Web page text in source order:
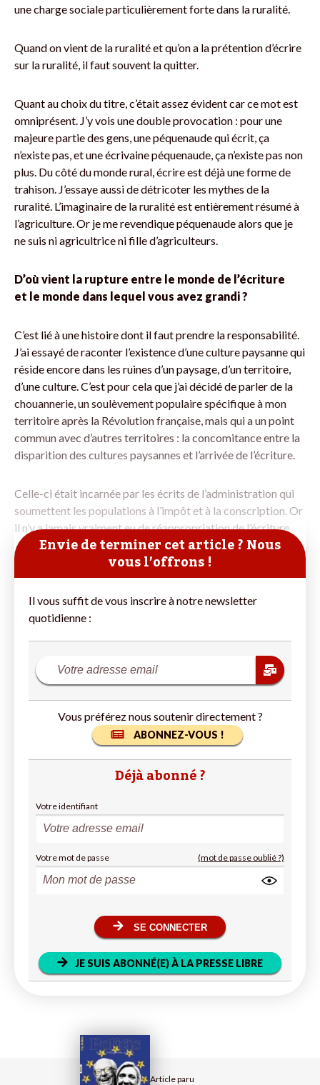
Article paru
une charge sociale particulièrement forte dans la ruralité.
Quand on vient de la ruralité et qu’on a la prétention d’écrire
sur la ruralité, il faut souvent la quitter.
Quant au choix du titre, c’était assez évident car ce mot est
omniprésent. J’y vois une double provocation : pour une
majeure partie des gens, une péquenaude qui écrit, ça
n’existe pas, et une écrivaine péquenaude, ça n’existe pas non
plus. Du côté du monde rural, écrire est déjà une forme de
trahison. J’essaye aussi de détricoter les mythes de la
ruralité. L’imaginaire de la ruralité est entièrement résumé à
l’agriculture. Or je me revendique péquenaude alors que je
ne suis ni agricultrice ni fille d’agriculteurs.
D’où vient la rupture entre le monde de l’écriture
et le monde dans lequel vous avez grandi ?
C’est lié à une histoire dont il faut prendre la responsabilité.
J’ai essayé de raconter l’existence d’une culture paysanne qui
réside encore dans les ruines d’un paysage, d’un territoire,
d’une culture. C’est pour cela que j’ai décidé de parler de la
chouannerie, un soulèvement populaire spécifique à mon
territoire après la Révolution française, mais qui a un point
commun avec d’autres territoires : la concomitance entre la
disparition des cultures paysannes et l’arrivée de l’écriture.
Celle-ci était incarnée par les écrits de l’administration qui
soumettent les populations à l’impôt et à la conscription. Or
il n’y a jamais vraiment eu de réappropriation de l’écriture
Envie de terminer cet article ? Nous
vous l’offrons !
Il vous suffit de vous inscrire à notre newsletter
quotidienne :
Vous préférez nous soutenir directement ?
ABONNEZ-VOUS !
Déjà abonné ?
Votre identifiant
Votre mot de passe (mot de passe oublié ?)
SE CONNECTER
JE SUIS ABONNÉ(E) À LA PRESSE LIBRE